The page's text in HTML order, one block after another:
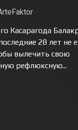
Касарагода
28 лет не
вылечить свою
рефлюксную...